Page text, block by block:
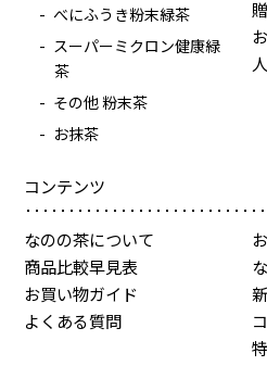
べにふうき粉末緑茶
スーパーミクロン健康緑
茶
その他 粉末茶
お抹茶
コンテンツ
なのの茶について
商品比較早見表
お買い物ガイド
よくある質問